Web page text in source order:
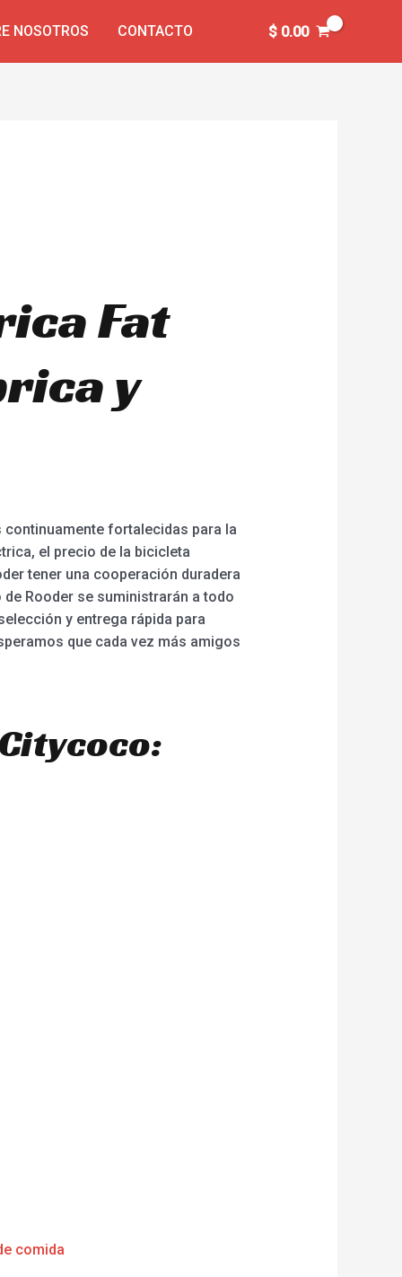
NOSOTROS CONTACTO $0.00
Fat
y
fortalecidas para la
el precio de la bicicleta
tener una cooperación duradera
Rooder se suministrarán a todo
y entrega rápida para
que cada vez más amigos